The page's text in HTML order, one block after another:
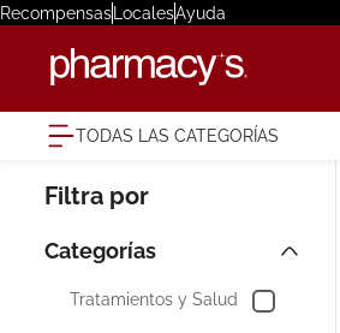
RecompensasLocalesAyuda
TODAS LAS CATEGORÍAS
Tratamientos y Salud